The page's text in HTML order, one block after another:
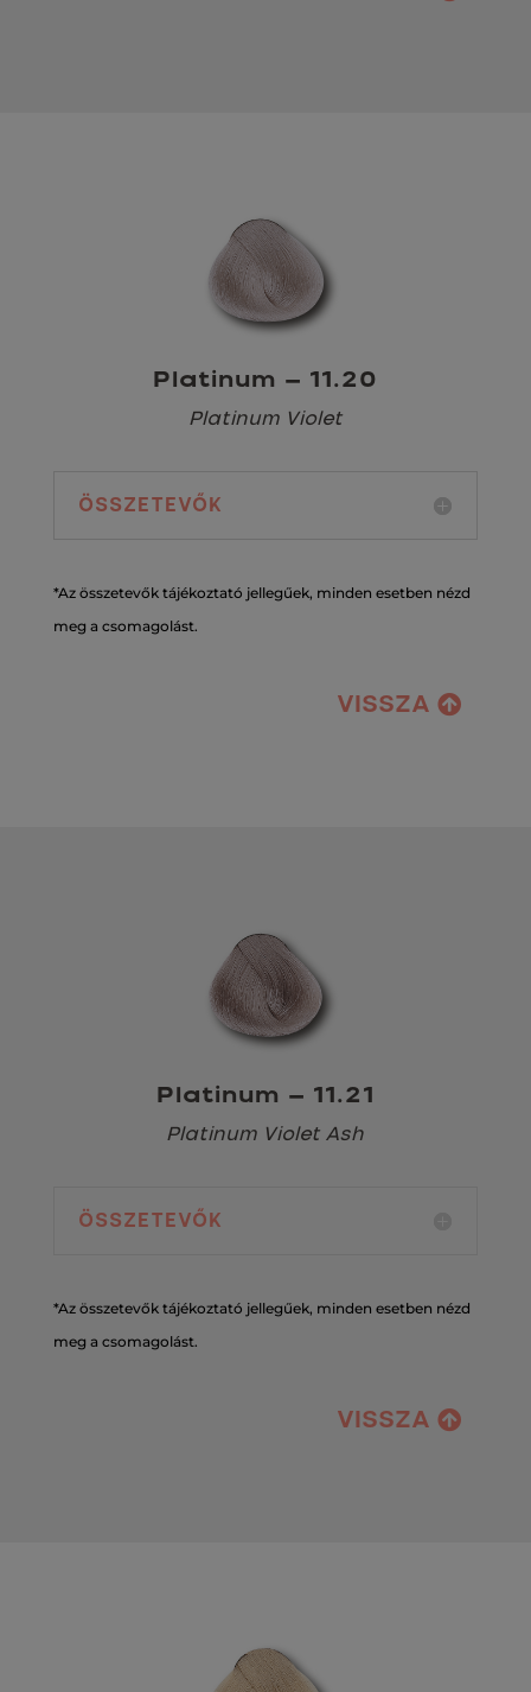
Platinum – 11.20
Platinum Violet
ÖSSZETEVŐK
*Az összetevők tájékoztató jellegűek, minden esetben nézd
meg a csomagolást.
VISSZA
Platinum – 11.21
Platinum Violet Ash
ÖSSZETEVŐK
*Az összetevők tájékoztató jellegűek, minden esetben nézd
meg a csomagolást.
VISSZA